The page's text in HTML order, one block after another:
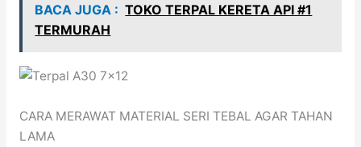
BACA JUGA : TOKO TERPAL KERETA API #1
TERMURAH
CARA MERAWAT MATERIAL SERI TEBAL AGAR TAHAN
LAMA